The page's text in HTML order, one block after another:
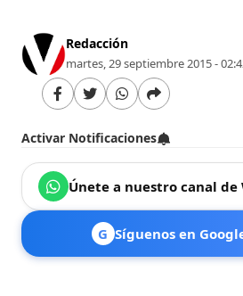
Redacción
martes, 29 septiembre 2015 -
Activar Notificaciones
Únete a nuestro canal de
G Síguenos en